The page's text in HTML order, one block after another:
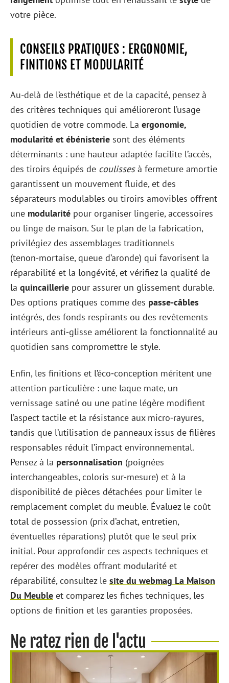
votre pièce.
CONSEILS PRATIQUES : ERGONOMIE,
FINITIONS ET MODULARITÉ
Au-delà de l’esthétique et de la capacité, pensez à
des critères techniques qui amélioreront l’usage
quotidien de votre commode. La ergonomie,
modularité et ébénisterie sont des éléments
déterminants : une hauteur adaptée facilite l’accès,
des tiroirs équipés de coulissesà fermeture amortie
garantissent un mouvement fluide, et des
séparateurs modulables ou tiroirs amovibles offrent
une modularité pour organiser lingerie, accessoires
ou linge de maison. Sur le plan de la fabrication,
privilégiez des assemblages traditionnels
(tenon‑mortaise, queue d’aronde) qui favorisent la
réparabilité et la longévité, et vérifiez la qualité de
la quincaillerie pour assurer un glissement durable.
Des options pratiques comme des passe‑câbles
intégrés, des fonds respirants ou des revêtements
intérieurs anti‑glisse améliorent la fonctionnalité au
quotidien sans compromettre le style.
Enfin, les finitions et l’éco‑conception méritent une
attention particulière : une laque mate, un
vernissage satiné ou une patine légère modifient
l’aspect tactile et la résistance aux micro‑rayures,
tandis que l’utilisation de panneaux issus de filières
responsables réduit l’impact environnemental.
Pensez à la personnalisation (poignées
interchangeables, coloris sur‑mesure) et à la
disponibilité de pièces détachées pour limiter le
remplacement complet du meuble. Évaluez le coût
total de possession (prix d’achat, entretien,
éventuelles réparations) plutôt que le seul prix
initial. Pour approfondir ces aspects techniques et
repérer des modèles offrant modularité et
réparabilité, consultez le site du webmag La Maison
Du Meuble et comparez les fiches techniques, les
options de finition et les garanties proposées.
Ne ratez rien de l'actu